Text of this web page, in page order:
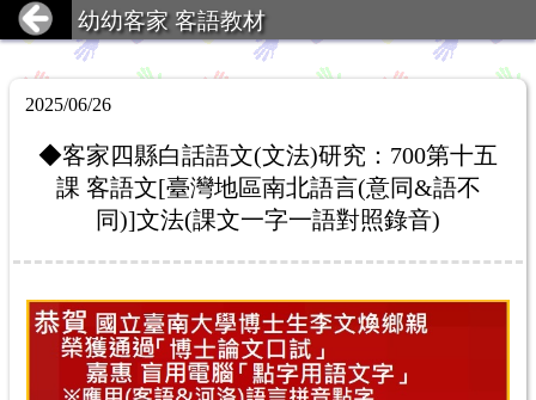
幼幼客家 客語教材
2025/06/26
◆客家四縣白話語文(文法)研究：700第十五
課 客語文[臺灣地區南北語言(意同&語不
同)]文法(課文一字一語對照錄音)